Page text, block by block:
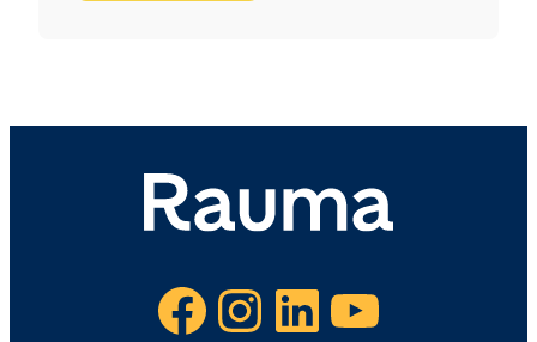
Facebook Instagram LinkedIn YouTube